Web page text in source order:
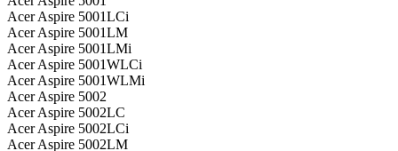
Acer Aspire 5001LCi
Acer Aspire 5001LM
Acer Aspire 5001LMi
Acer Aspire 5001WLCi
Acer Aspire 5001WLMi
Acer Aspire 5002
Acer Aspire 5002LC
Acer Aspire 5002LCi
Acer Aspire 5002LM